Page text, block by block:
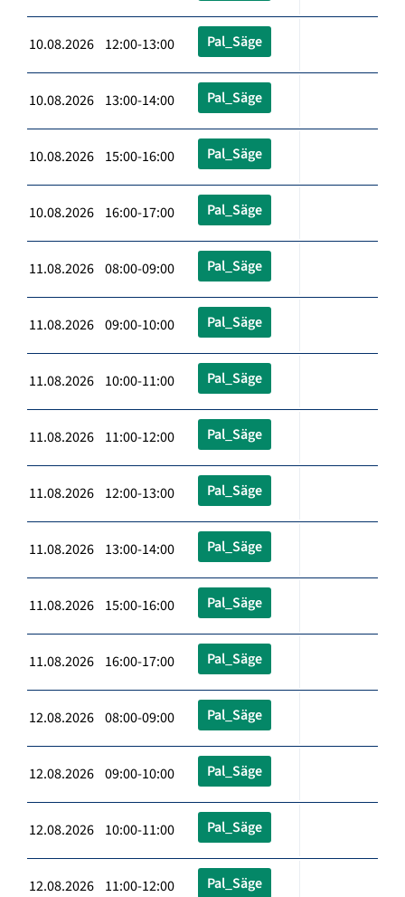
10.08.2026 12:00-13:00 Pal_Säge
10.08.2026 13:00-14:00 Pal_Säge
10.08.2026 15:00-16:00 Pal_Säge
10.08.2026 16:00-17:00 Pal_Säge
11.08.2026 08:00-09:00 Pal_Säge
11.08.2026 09:00-10:00 Pal_Säge
11.08.2026 10:00-11:00 Pal_Säge
11.08.2026 11:00-12:00 Pal_Säge
11.08.2026 12:00-13:00 Pal_Säge
11.08.2026 13:00-14:00 Pal_Säge
11.08.2026 15:00-16:00 Pal_Säge
11.08.2026 16:00-17:00 Pal_Säge
12.08.2026 08:00-09:00 Pal_Säge
12.08.2026 09:00-10:00 Pal_Säge
12.08.2026 10:00-11:00 Pal_Säge
12.08.2026 11:00-12:00 Pal_Säge